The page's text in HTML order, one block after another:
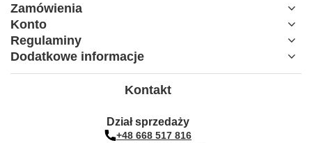
Zamówienia
Konto
Regulaminy
Dodatkowe informacje
Kontakt
Dział sprzedaży
+48 668 517 816